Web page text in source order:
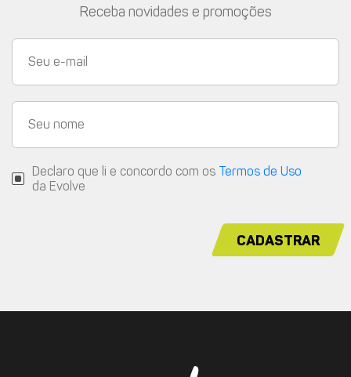
Receba novidades e promoções
Declaro que li e concordo com os Termos de Uso
da Evolve
CADASTRAR